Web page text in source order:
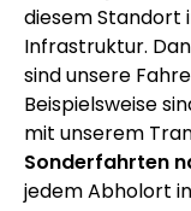
diesem Standort
Infrastruktur.
sind unsere
Beispielsweise
mit unserem
Sonderfahrten
jedem Abholort